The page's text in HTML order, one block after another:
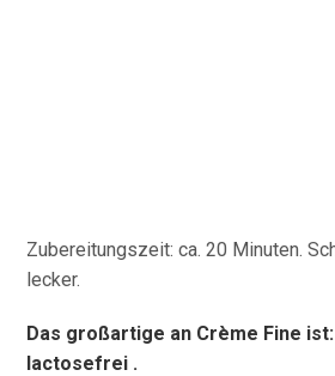
Zubereitungszeit: ca. 20 Minuten.
lecker.
Das großartige an Crème Fine
lactosefrei .